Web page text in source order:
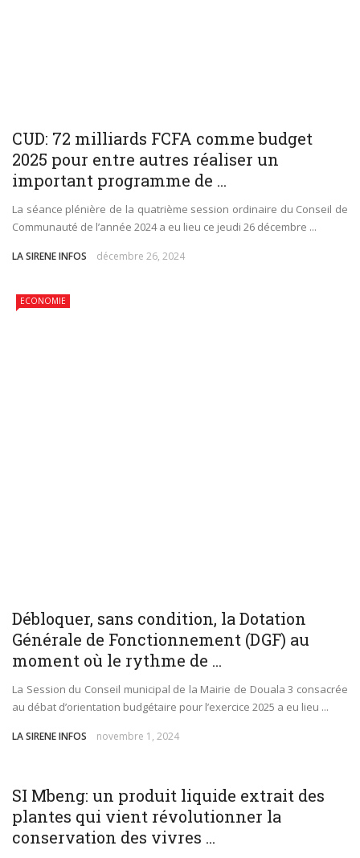
le maintien strict du Cap 30% R-PET au 1er décembre
2026
rencontre féminine exceptionnelle !
CUD: 72 milliards FCFA comme budget
2025 pour entre autres réaliser un
important programme de ...
La séance plénière de la quatrième session ordinaire du Conseil de
Communauté de l’année 2024 a eu lieu ce jeudi 26 décembre ...
LA SIRENE INFOS décembre 26, 2024
ECONOMIE
Débloquer, sans condition, la Dotation
Générale de Fonctionnement (DGF) au
moment où le rythme de ...
La Session du Conseil municipal de la Mairie de Douala 3 consacrée
au débat d’orientation budgétaire pour l’exercice 2025 a eu lieu ...
LA SIRENE INFOS novembre 1, 2024
SI Mbeng: un produit liquide extrait des
plantes qui vient révolutionner la
conservation des vivres ...